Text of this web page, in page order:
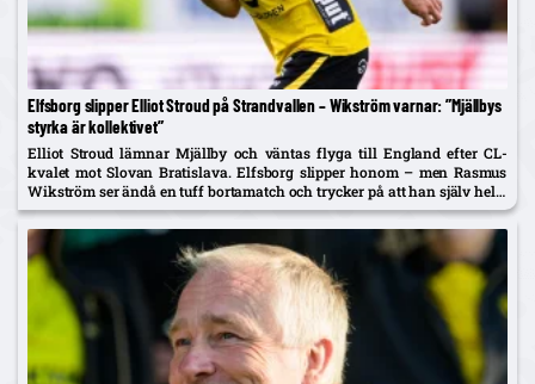
Elfsborg slipper Elliot Stroud på Strandvallen – Wikström varnar: ”Mjällbys
styrka är kollektivet”
Elliot Stroud lämnar Mjällby och väntas flyga till England efter CL-
kvalet mot Slovan Bratislava. Elfsborg slipper honom – men Rasmus
Wikström ser ändå en tuff bortamatch och trycker på att han själv helst
spelar mittback.